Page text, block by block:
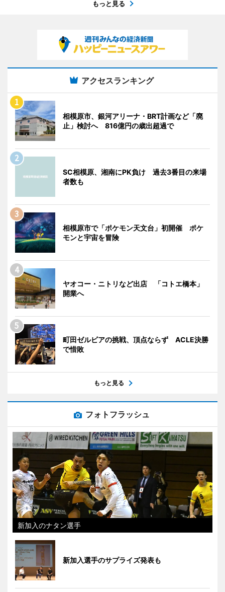
もっと見る
アクセスランキング
相模原市、銀河アリーナ・BRT計画など「廃
止」検討へ 816億円の歳出超過で
SC相模原、湘南にPK負け 過去3番目の来場
者数も
相模原市で「ポケモン天文台」初開催 ポケ
モンと宇宙を冒険
ヤオコー・ニトリなど出店 「コトエ橋本」
開業へ
町田ゼルビアの挑戦、頂点ならず ACLE決勝
で惜敗
もっと見る
フォトフラッシュ
新加入のナタン選手
新加入選手のサプライズ発表も